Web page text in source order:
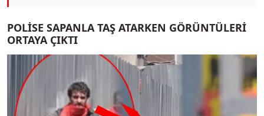
POLİSE SAPANLA TAŞ ATARKEN GÖRÜNTÜLERİ
ORTAYA ÇIKTI